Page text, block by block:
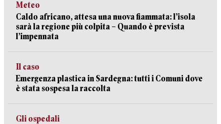
Meteo
Caldo africano, attesa una nuova fiammata: l’isola
sarà la regione più colpita – Quando è prevista
l’impennata
Il caso
Emergenza plastica in Sardegna: tutti i Comuni dove
è stata sospesa la raccolta
Gli ospedali